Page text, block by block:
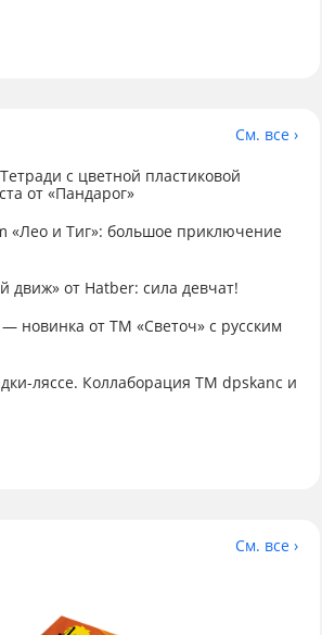
См. все ›
с цветной пластиковой
от «Пандарог»
«Лео и Тиг»: большое приключение
движ» от Hatber: сила девчат!
новинка от ТМ «Светоч» с русским
ляссе. Коллаборация TM dpskanc и
См. все ›